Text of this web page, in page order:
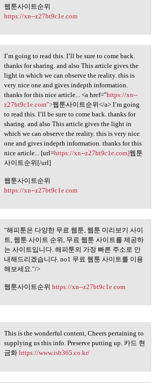
웹툰사이트순위
https://xn--z27bt9c1e.com
going to read this. I’ll
I’m going to read this. I’ll be sure to come back.
thanks for sharing. and also This article gives the
light in which we can observe the reality. this is
very nice one and gives indepth information.
thanks for this nice article... <a href="https://xn--
z27bt9c1e.com">웹툰사이트순위</a> I’m going
to read this. I’ll be sure to come back. thanks for
sharing. and also This article gives the light in
which we can observe the reality. this is very nice
one and gives indepth information. thanks for this
nice article... [url=https://xn--z27bt9c1e.com]웹툰
사이트순위[/url]
웹툰사이트순위
https://xn--z27bt9c1e.com
피툰은 다양한 무료 웹툰, 웹툰
미리보기 사이트,
"해피툰은 다양한 무료 웹툰, 웹툰 미리보기 사이
트, 웹툰 사이트 순위, 무료 웹툰 사이트를 제공하
는 사이트입니다. 해피툰의 가장 빠른 주소로 안
내해드리겠습니다. no1 무료 웹툰 사이트를 이용
해보세요."/>
웹툰사이트순위 https://xn--z27bt9c1e.com
is the wonderful content
This is the wonderful content, Cheers pertaining to
supplying us this info. Preserve putting up. 카드 현
금화 https://www.isb365.co.kr/